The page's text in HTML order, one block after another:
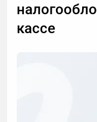
кассе